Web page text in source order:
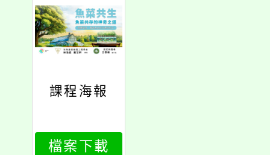
課程海報
檔案下載